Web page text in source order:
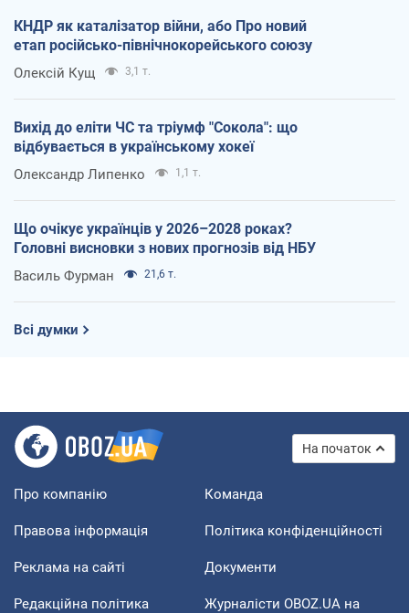
КНДР як каталізатор війни, або Про новий
етап російсько-північнокорейського союзу
Олексій Кущ 3,1 т.
Вихід до еліти ЧС та тріумф "Сокола": що
відбувається в українському хокеї
Олександр Липенко 1,1 т.
Що очікує українців у 2026–2028 роках?
Головні висновки з нових прогнозів від НБУ
Василь Фурман 21,6 т.
Всі думки
На початок
Про компанію Команда
Правова інформація Політика конфіденційності
Реклама на сайті Документи
Редакційна політика
Журналісти OBOZ.UA на